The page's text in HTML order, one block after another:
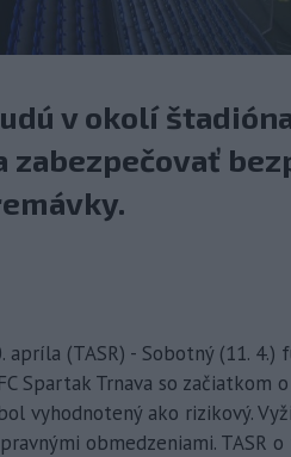
v okolí
zabezpečovať
apríla (TASR) - Sobotný (11.
Spartak Trnava so
vyhodnotený ako rizikový.
obmedzeniami. TASR